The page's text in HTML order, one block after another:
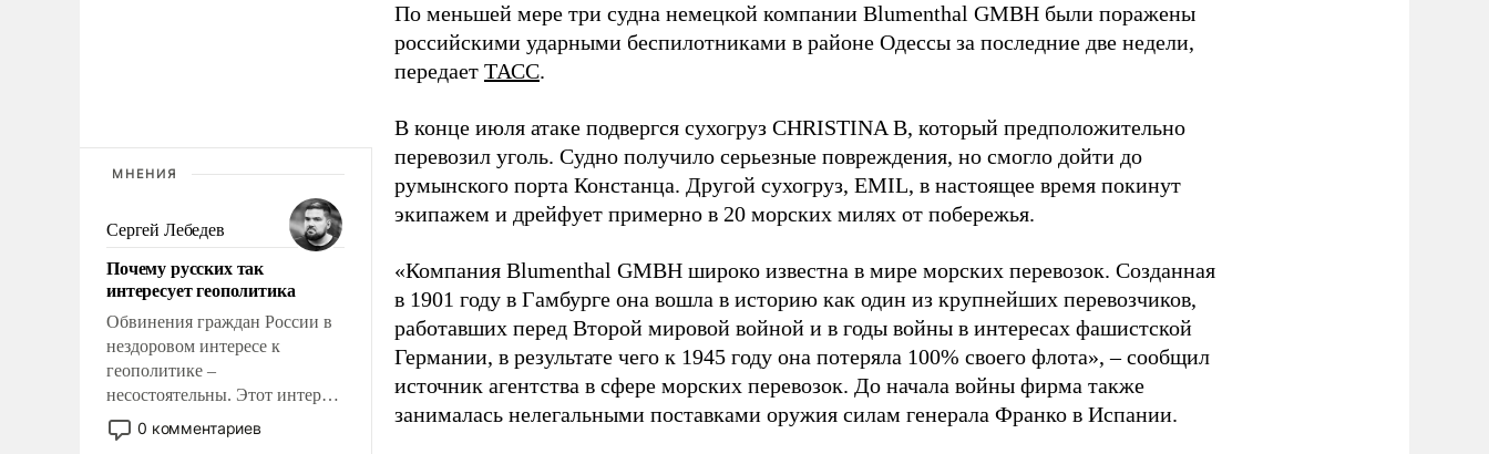
МНЕНИЯ
Сергей Лебедев
Почему русских так
интересует геополитика
Обвинения граждан России в
нездоровом интересе к
геополитике –
несостоятельны. Этот интерес
рационален и прагматичен. Он
обусловлен тысячелетним
0 комментариев
По меньшей мере три судна немецкой компании Blumenthal GMBH были поражены
российскими ударными беспилотниками в районе Одессы за последние две недели,
передает ТАСС.
В конце июля атаке подвергся сухогруз CHRISTINA B, который предположительно
перевозил уголь. Судно получило серьезные повреждения, но смогло дойти до
румынского порта Констанца. Другой сухогруз, EMIL, в настоящее время покинут
экипажем и дрейфует примерно в 20 морских милях от побережья.
«Компания Blumenthal GMBH широко известна в мире морских перевозок. Созданная
в 1901 году в Гамбурге она вошла в историю как один из крупнейших перевозчиков,
работавших перед Второй мировой войной и в годы войны в интересах фашистской
Германии, в результате чего к 1945 году она потеряла 100% своего флота», – сообщил
источник агентства в сфере морских перевозок. До начала войны фирма также
занималась нелегальными поставками оружия силам генерала Франко в Испании.